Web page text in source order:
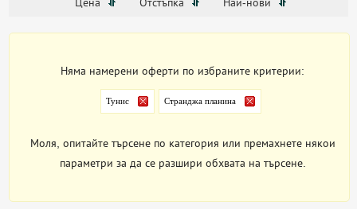
Няма намерени оферти по избраните критерии:
Тунис Странджа планина
Моля, опитайте търсене по категория или премахнете някои
параметри за да се разшири обхвата на търсене.